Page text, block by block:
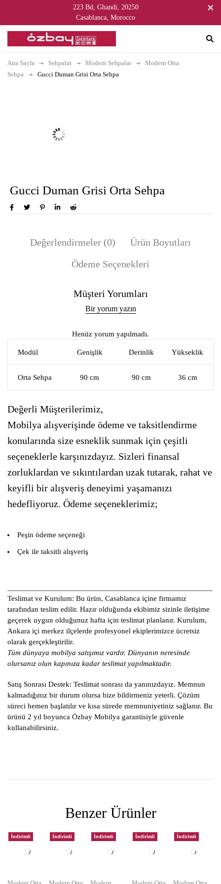
223 Bd, Ghandi, 20250
Casablanca, Morocco
Ana Sayfa Sehpalar Modern Sehpalar
Modern Orta
Sehpa
Gucci Duman Grisi Orta Sehpa
Gucci Duman Grisi Orta Sehpa
Değerlendirmeler (0)
Ürün Boyutları
Ödeme Seçenekleri
Müşteri Yorumları
Bir yorum yazın
Henüz yorum yapılmadı.
Modül Genişlik Derinlik Yükseklik
Orta Sehpa 90 cm 90 cm 36 cm
Değerli Müşterilerimiz,
Mobilya alışverişinde ödeme ve taksitlendirme
konularında size esneklik sunmak için çeşitli
seçeneklerle karşınızdayız. Sizleri finansal
zorluklardan ve sıkıntılardan uzak tutarak, rahat ve
keyifli bir alışveriş deneyimi yaşamanızı
hedefliyoruz. Ödeme seçeneklerimiz;
Peşin ödeme seçeneği
Çek ile taksitli alışveriş
Teslimat ve Kurulum: Bu ürün, Casablanca içine firmamız
tarafından teslim edilir. Hazır olduğunda ekibimiz sizinle iletişime
geçerek uygun olduğunuz hafta için teslimat planlanır. Kurulum,
Ankara içi merkez ilçelerde profesyonel ekiplerimizce ücretsiz
olarak gerçekleştirilir.
Tüm dünyaya mobilya satışımız vardır. Dünyanın neresinde
olursanız olun kapınıza kadar teslimat yapılmaktadır.
Satış Sonrası Destek: Teslimat sonrası da yanınızdayız. Memnun
kalmadığınız bir durum olursa bize bildirmeniz yeterli. Çözüm
süreci hemen başlatılır ve kısa sürede memnuniyetiniz sağlanır. Bu
ürünü 2 yıl boyunca Özbay Mobilya garantisiyle güvenle
kullanabilirsiniz.
Benzer Ürünler
İndirimli İndirimli İndirimli İndirimli İndirimli